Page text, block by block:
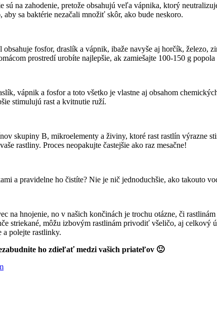
sú na zahodenie, pretože obsahujú veľa vápnika, ktorý
aby sa baktérie nezačali množiť skôr, ako bude neskoro.
obsahuje fosfor, draslík a vápnik, ibaže navyše aj horčík,
prostredí urobíte najlepšie, ak zamiešajte 100-150 g
vápnik a fosfor a toto všetko je vlastne aj obsahom
stimulujú rast a kvitnutie ruží.
skupiny B, mikroelementy a živiny, ktoré rast rastlín výrazne
rastliny. Proces neopakujte častejšie ako raz mesačne!
a pravidelne ho čistíte? Nie je nič jednoduchšie, ako
na hnojenie, no v našich končinách je trochu otázne, či
striekané, môžu izbovým rastlinám privodiť všeličo, aj
polejte rastlinky.
ho zdieľať medzi vašich priateľov 🙂